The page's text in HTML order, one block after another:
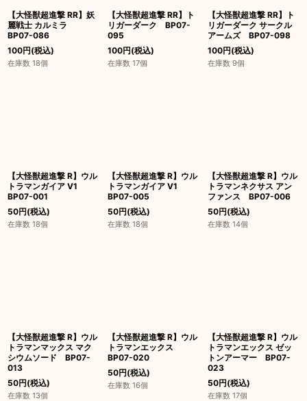
【大怪獣超進撃 RR】妖
麗戦士 カルミラ
BP07-086
100円(税込)
在庫数 18個
【大怪獣超進撃 RR】ト
リガーダーク BP07-
095
100円(税込)
在庫数 17個
【大怪獣超進撃 RR】ト
リガーダーク サークル
アームズ BP07-098
100円(税込)
在庫数 9個
【大怪獣超進撃 R】ウル
トラマンガイア V1
BP07-001
50円(税込)
在庫数 18個
【大怪獣超進撃 R】ウル
トラマンガイア V1
BP07-005
50円(税込)
在庫数 18個
【大怪獣超進撃 R】ウル
トラマンネクサス アン
ファンス BP07-006
50円(税込)
在庫数 14個
【大怪獣超進撃 R】ウル
トラマンマックス マク
シウムソード BP07-
013
50円(税込)
在庫数 13個
【大怪獣超進撃 R】ウル
トラマンエックス
BP07-020
50円(税込)
在庫数 16個
【大怪獣超進撃 R】ウル
トラマンエックス ゼッ
トンアーマー BP07-
023
50円(税込)
在庫数 17個